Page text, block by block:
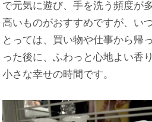
で元気に遊び、手を洗う頻度が
高いものがおすすめですが、い
とっては、買い物や仕事から帰
った後に、ふわっと心地よい香
小さな幸せの時間です。